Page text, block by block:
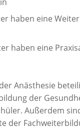
haben eine
haben eine
Anästhesie
der
Außerdem
der